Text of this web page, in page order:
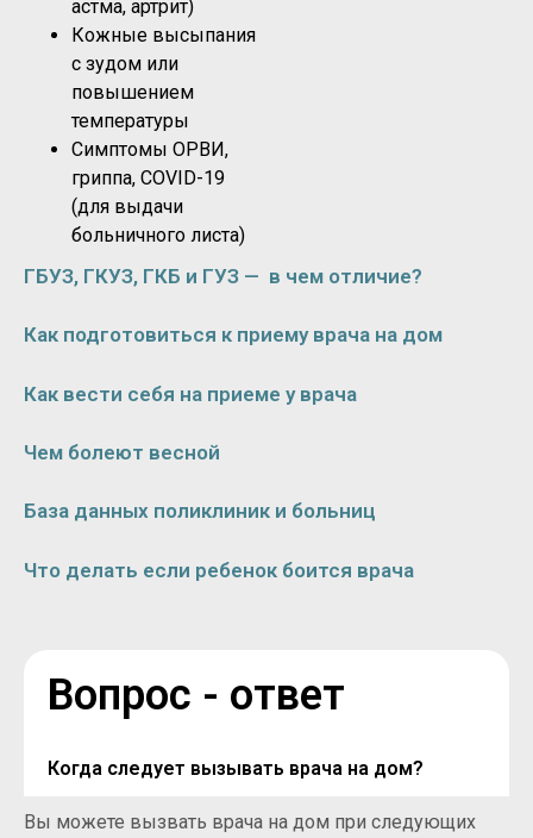
астма, артрит)
Кожные высыпания
с зудом или
повышением
температуры
Симптомы ОРВИ,
гриппа, COVID-19
(для выдачи
больничного листа)
ГБУЗ, ГКУЗ, ГКБ и ГУЗ — в чем отличие?
Как подготовиться к приему врача на дом
Как вести себя на приеме у врача
Чем болеют весной
База данных поликлиник и больниц
Что делать если ребенок боится врача
Вопрос - ответ
Когда следует вызывать врача на дом?
Вы можете вызвать врача на дом при следующих